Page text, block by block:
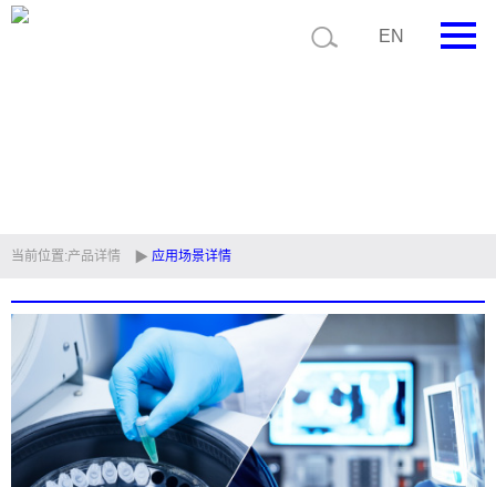
EN
技术支持
视频中心
新闻中心
联系我们
定制品
当前位置:产品详情 应用场景详情